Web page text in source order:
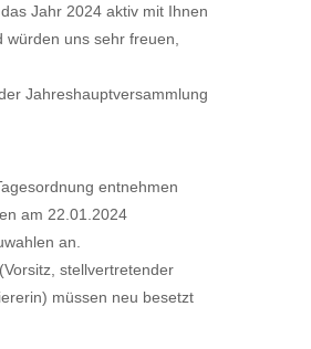
Jahr 2024 aktiv mit Ihnen
würden uns sehr freuen,
Jahreshauptversammlung
entnehmen
am 22.01.2024
an.
stellvertretender
müssen neu besetzt